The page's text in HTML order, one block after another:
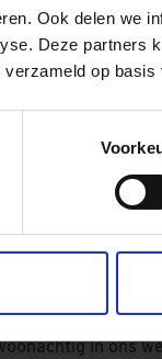
Ook delen we
Deze partners
op
en zie je terug
werken op een
jij mee
mbo-, hbo- of
zoek naar een
in ons